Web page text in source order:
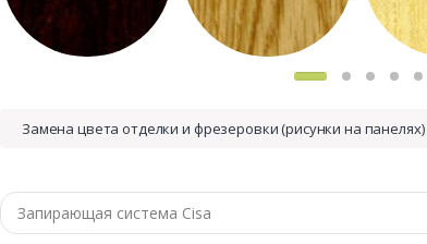
Замена цвета отделки и фрезеровки (рисунки на панелях)